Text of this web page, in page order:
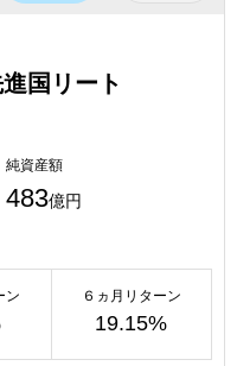
国リート
純資産額
483億円
ン ６ヵ月リターン
19.15%